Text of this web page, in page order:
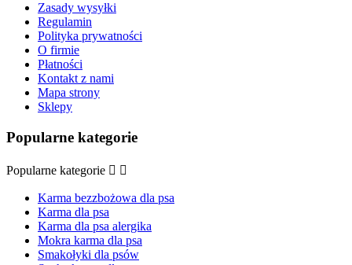
Zasady wysyłki
Regulamin
Polityka prywatności
O firmie
Płatności
Kontakt z nami
Mapa strony
Sklepy
Popularne kategorie
Popularne kategorie  
Karma bezzbożowa dla psa
Karma dla psa
Karma dla psa alergika
Mokra karma dla psa
Smakołyki dla psów